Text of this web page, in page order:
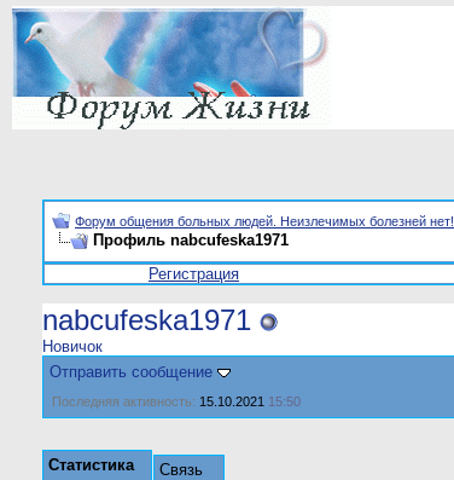
Форум общения больных людей. Неизлечимых болезней нет!
Профиль nabcufeska1971
Регистрация
nabcufeska1971
Новичок
Отправить сообщение
Последняя активность: 15.10.2021 15:50
Статистика Связь